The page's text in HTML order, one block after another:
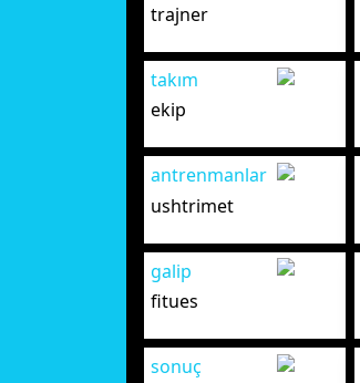
trajner
takım
ekip
antrenmanlar
ushtrimet
galip
fitues
sonuç